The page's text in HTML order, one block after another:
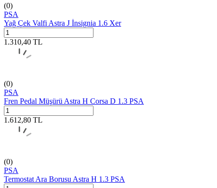
(0)
PSA
Yağ Çek Valfi Astra J İnsignia 1.6 Xer
1.310,40 TL
(0)
PSA
Fren Pedal Müşürü Astra H Corsa D 1.3 PSA
1.612,80 TL
(0)
PSA
Termostat Ara Borusu Astra H 1.3 PSA